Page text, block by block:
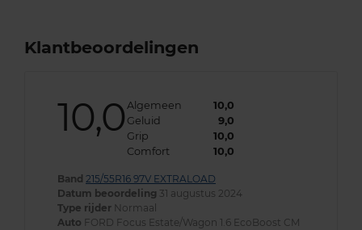
Klantbeoordelingen
10,0 Algemeen
10,0
Geluid
9,0
Grip
10,0
Comfort
10,0
Band 215/55R16 97V EXTRALOAD
Datum beoordeling 31 augustus 2024
Type rijder Normaal
Auto FORD Focus Estate/Wagon 1.6 EcoBoost CM